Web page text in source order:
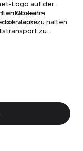
Logo auf der
Oberarm
der Jacke.
entwickelt –
warm zu halten
zu